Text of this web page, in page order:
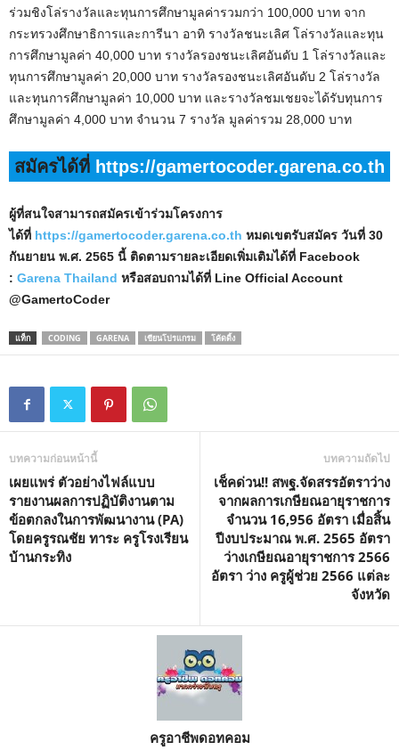
ร่วมชิงโล่รางวัลและทุนการศึกษามูลค่ารวมกว่า 100,000 บาท จาก
กระทรวงศึกษาธิการและการีนา อาทิ รางวัลชนะเลิศ โล่รางวัลและทุน
การศึกษามูลค่า 40,000 บาท รางวัลรองชนะเลิศอันดับ 1 โล่รางวัลและ
ทุนการศึกษามูลค่า 20,000 บาท รางวัลรองชนะเลิศอันดับ 2 โล่รางวัล
และทุนการศึกษามูลค่า 10,000 บาท และรางวัลชมเชยจะได้รับทุนการ
ศึกษามูลค่า 4,000 บาท จำนวน 7 รางวัล มูลค่ารวม 28,000 บาท
สมัครได้ที่ https://gamertocoder.garena.co.th
ผู้ที่สนใจสามารถสมัครเข้าร่วมโครงการ
ได้ที่ https://gamertocoder.garena.co.th หมดเขตรับสมัคร วันที่ 30
กันยายน พ.ศ. 2565 นี้ ติดตามรายละเอียดเพิ่มเติมได้ที่ Facebook
: Garena Thailand หรือสอบถามได้ที่ Line Official Account
@GamertoCoder
แท็ก CODING GARENA เขียนโปรแกรม โค้ดดิ้ง
บทความก่อนหน้านี้
เผยแพร่ ตัวอย่างไฟล์แบบ
รายงานผลการปฏิบัติงานตาม
ข้อตกลงในการพัฒนางาน (PA)
โดยครูรณชัย ทาระ ครูโรงเรียน
บ้านกระทิง
บทความถัดไป
เช็คด่วน!! สพฐ.จัดสรรอัตราว่าง
จากผลการเกษียณอายุราชการ
จำนวน 16,956 อัตรา เมื่อสิ้น
ปีงบประมาณ พ.ศ. 2565 อัตรา
ว่างเกษียณอายุราชการ 2566
อัตรา ว่าง ครูผู้ช่วย 2566 แต่ละ
จังหวัด
ครูอาชีพดอทคอม